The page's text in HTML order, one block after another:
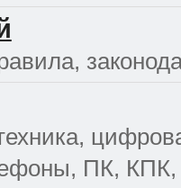
ПК, КПК,